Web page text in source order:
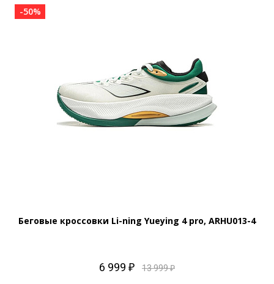
-50%
Беговые кроссовки Li-ning Yueying 4 pro, ARHU013-4
6 999 ₽ 13 999 ₽